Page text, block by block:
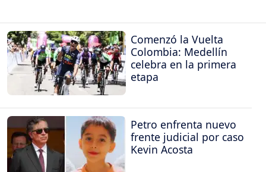
Comenzó la Vuelta
Colombia: Medellín
celebra en la primera
etapa
Petro enfrenta nuevo
frente judicial por caso
Kevin Acosta